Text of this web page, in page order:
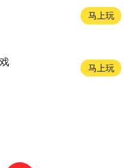
马上玩
马上玩